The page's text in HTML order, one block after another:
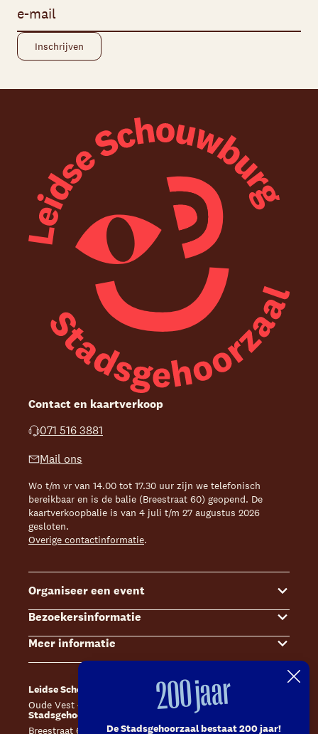
Contact en kaartverkoop
071 516 3881
Mail ons
Wo t/m vr van 14.00 tot 17.30 uur zijn we telefonisch
bereikbaar en is de balie (Breestraat 60) geopend. De
kaartverkoopbalie is van 4 juli t/m 27 augustus 2026
gesloten.
Overige contactinformatie.
Organiseer een event
Events
Zalenoverzicht
Contact Sales & Events
Offerte aanvragen
Bezoekersinformatie
Kaartverkoop
Bereikbaarheid
Toegankelijkheid
Huisregels en algemene voorwaarden
Meer informatie
Steun ons
Technische informatie
Leidse Schouwburg
Oude Vest 43, 2312 XS Leiden
Stadsgehoorzaal Leiden
Breestraat 60, 2311 CS Leiden
Café Caat
Catharinahof, 2311 CS Leiden
200 jaar
De Stadsgehoorzaal bestaat 200 jaar!